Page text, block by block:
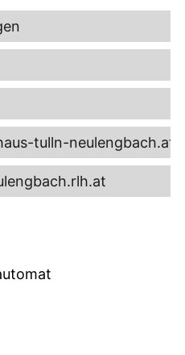
tulln-neulengbach.at